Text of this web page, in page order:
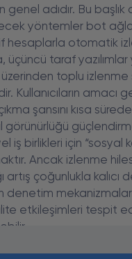
genel adıdır. Bu başlık
yöntemler bot
hesaplarla otomatik
üçüncü taraf
toplu izlenme
Kullanıcıların amacı
şansını kısa
görünürlüğü
iş birlikleri için “sosyal
Ancak izlenme
artış çoğunlukla kalıcı
denetim
etkileşimleri tespit